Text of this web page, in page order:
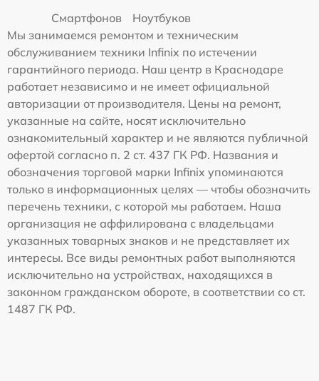
Смартфонов
Ноутбуков
Мы занимаемся ремонтом и техническим
обслуживанием техники Infinix по истечении
гарантийного периода. Наш центр в Краснодаре
работает независимо и не имеет официальной
авторизации от производителя. Цены на ремонт,
указанные на сайте, носят исключительно
ознакомительный характер и не являются публичной
офертой согласно п. 2 ст. 437 ГК РФ. Названия и
обозначения торговой марки Infinix упоминаются
только в информационных целях — чтобы обозначить
перечень техники, с которой мы работаем. Наша
организация не аффилирована с владельцами
указанных товарных знаков и не представляет их
интересы. Все виды ремонтных работ выполняются
исключительно на устройствах, находящихся в
законном гражданском обороте, в соответствии со ст.
1487 ГК РФ.